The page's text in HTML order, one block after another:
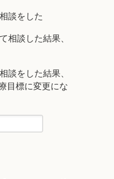
談をした
相談した結果、
談をした結果、
目標に変更にな